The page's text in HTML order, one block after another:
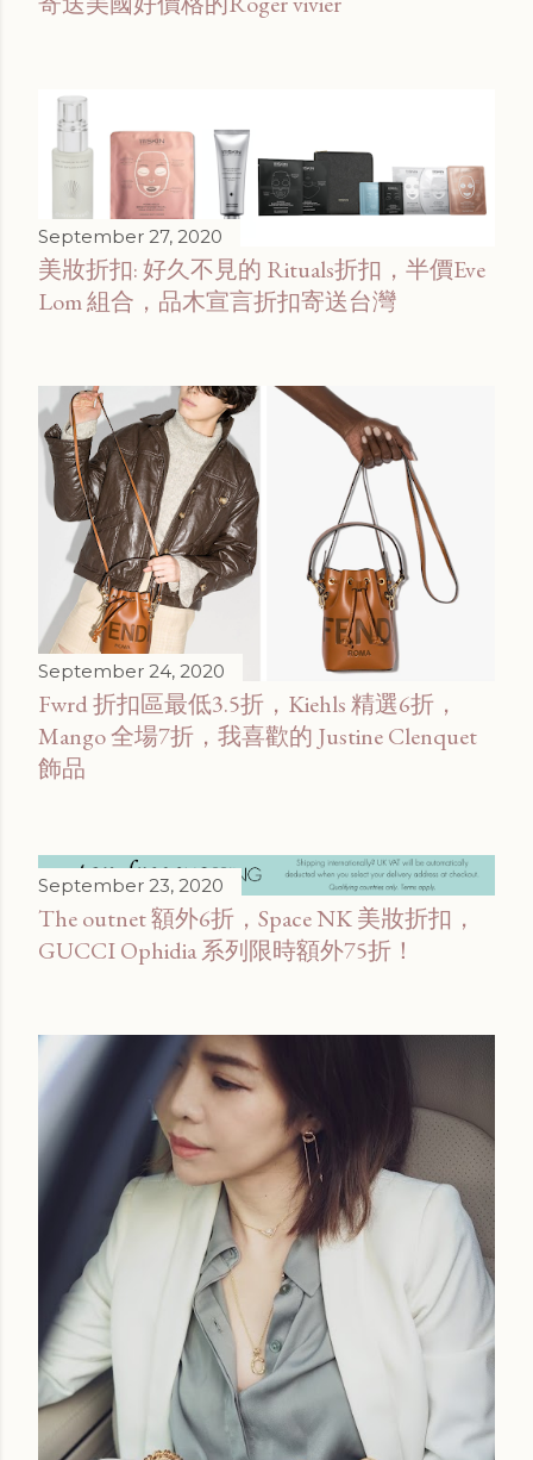
September 27, 2020
美妝折扣: 好久不見的 Rituals折扣，半價Eve
Lom 組合，品木宣言折扣寄送台灣
September 24, 2020
Fwrd 折扣區最低3.5折，Kiehls 精選6折，
Mango 全場7折，我喜歡的 Justine Clenquet
飾品
September 23, 2020
The outnet 額外6折，Space NK 美妝折扣，
GUCCI Ophidia 系列限時額外75折！